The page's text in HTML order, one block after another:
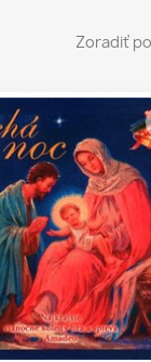
Zoradiť